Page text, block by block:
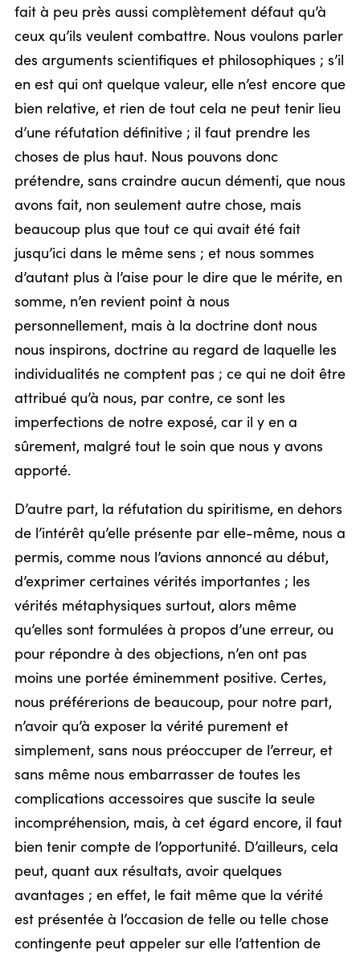
fait à peu près aussi complètement défaut qu’à
ceux qu’ils veulent combattre. Nous voulons parler
des arguments scientifiques et philosophiques ; s’il
en est qui ont quelque valeur, elle n’est encore que
bien relative, et rien de tout cela ne peut tenir lieu
d’une réfutation définitive ; il faut prendre les
choses de plus haut. Nous pouvons donc
prétendre, sans craindre aucun démenti, que nous
avons fait, non seulement autre chose, mais
beaucoup plus que tout ce qui avait été fait
jusqu’ici dans le même sens ; et nous sommes
d’autant plus à l’aise pour le dire que le mérite, en
somme, n’en revient point à nous
personnellement, mais à la doctrine dont nous
nous inspirons, doctrine au regard de laquelle les
individualités ne comptent pas ; ce qui ne doit être
attribué qu’à nous, par contre, ce sont les
imperfections de notre exposé, car il y en a
sûrement, malgré tout le soin que nous y avons
apporté.
D’autre part, la réfutation du spiritisme, en dehors
de l’intérêt qu’elle présente par elle-même, nous a
permis, comme nous l’avions annoncé au début,
d’exprimer certaines vérités importantes ; les
vérités métaphysiques surtout, alors même
qu’elles sont formulées à propos d’une erreur, ou
pour répondre à des objections, n’en ont pas
moins une portée éminemment positive. Certes,
nous préférerions de beaucoup, pour notre part,
n’avoir qu’à exposer la vérité purement et
simplement, sans nous préoccuper de l’erreur, et
sans même nous embarrasser de toutes les
complications accessoires que suscite la seule
incompréhension, mais, à cet égard encore, il faut
bien tenir compte de l’opportunité. D’ailleurs, cela
peut, quant aux résultats, avoir quelques
avantages ; en effet, le fait même que la vérité
est présentée à l’occasion de telle ou telle chose
contingente peut appeler sur elle l’attention de